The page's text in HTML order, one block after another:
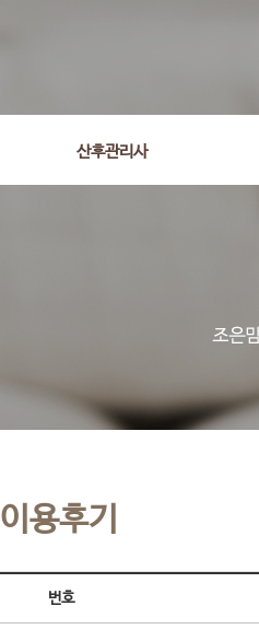
산후관리사
이용후기
번호